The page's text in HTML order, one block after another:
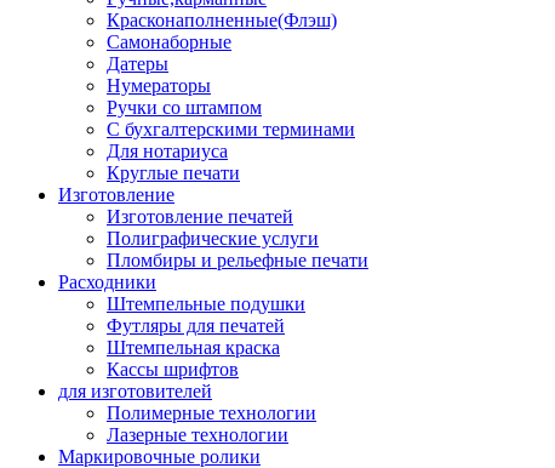
Красконаполненные(Флэш)
Самонаборные
Датеры
Нумераторы
Ручки со штампом
С бухгалтерскими терминами
Для нотариуса
Круглые печати
Изготовление
Изготовление печатей
Полиграфические услуги
Пломбиры и рельефные печати
Расходники
Штемпельные подушки
Футляры для печатей
Штемпельная краска
Кассы шрифтов
для изготовителей
Полимерные технологии
Лазерные технологии
Маркировочные ролики